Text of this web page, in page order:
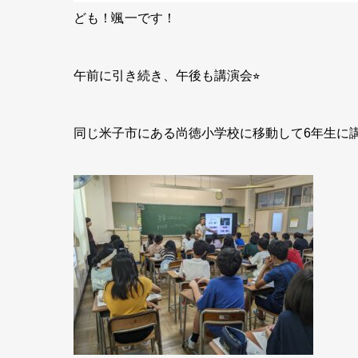
ども！颯一です！
午前に引き続き、午後も講演会⭐︎
同じ米子市にある尚徳小学校に移動して6年生に